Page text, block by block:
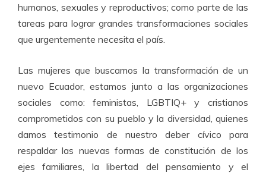
humanos, sexuales y reproductivos; como parte de las
tareas para lograr grandes transformaciones sociales
que urgentemente necesita el país.
Las mujeres que buscamos la transformación de un
nuevo Ecuador, estamos junto a las organizaciones
sociales como: feministas, LGBTIQ+ y cristianos
comprometidos con su pueblo y la diversidad, quienes
damos testimonio de nuestro deber cívico para
respaldar las nuevas formas de constitución de los
ejes familiares, la libertad del pensamiento y el